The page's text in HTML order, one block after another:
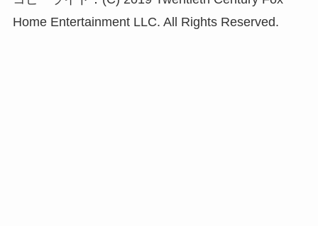
Home Entertainment LLC. All Rights Reserved.